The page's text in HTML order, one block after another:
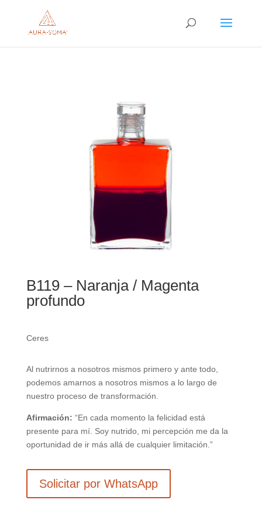
B119 – Naranja / Magenta
profundo
Ceres
Al nutrirnos a nosotros mismos primero y ante todo,
podemos amarnos a nosotros mismos a lo largo de
nuestro proceso de transformación.
Afirmación: “En cada momento la felicidad está
presente para mí. Soy nutrido, mi percepción me da la
oportunidad de ir más allá de cualquier limitación.”
Solicitar por WhatsApp